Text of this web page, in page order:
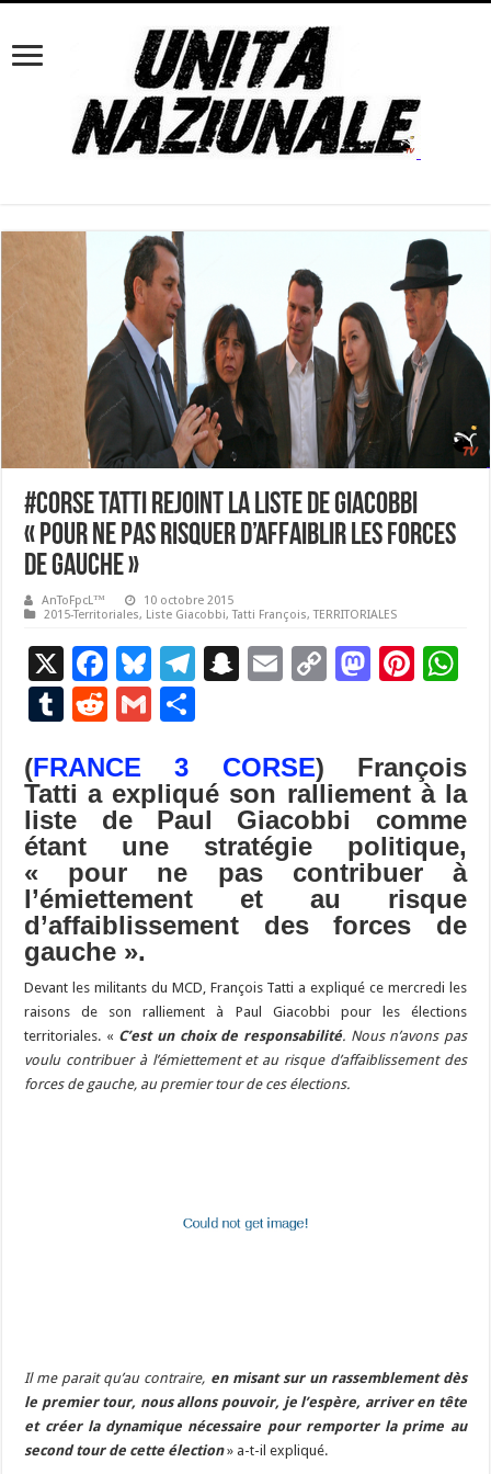
#Corse Tatti rejoint la liste de Giacobbi
« pour ne pas risquer d’affaiblir les forces
de gauche »
AnToFpcL™
10 octobre 2015
2015-Territoriales, Liste Giacobbi,Tatti François,TERRITORIALES
X
F
ac
e
b
o
o
k
Bl
u
es
ky
T
gr
a
m
S
p
c
h
at
E
l
C
Li
n
k
M
d
o
n
Pi
es
t
p
p
T
m
bl
r
R
d
di
G
ai
l
ta
g
er
(FRANCE 3 CORSE) François
Tatti a expliqué son ralliement à la
liste de Paul Giacobbi comme
étant une stratégie politique,
« pour ne pas contribuer à
l’émiettement et au risque
d’affaiblissement des forces de
gauche ».
Devant les militants du MCD, François Tatti a expliqué ce mercredi les
raisons de son ralliement à Paul Giacobbi pour les élections
territoriales. « C’est un choix de responsabilité. Nous n’avons pas
voulu contribuer à l’émiettement et au risque d’affaiblissement des
forces de gauche, au premier tour de ces élections.
Il me parait qu’au contraire, en misant sur un rassemblement dès
le premier tour, nous allons pouvoir, je l’espère, arriver en tête
et créer la dynamique nécessaire pour remporter la prime au
second tour de cette élection» a-t-il expliqué.